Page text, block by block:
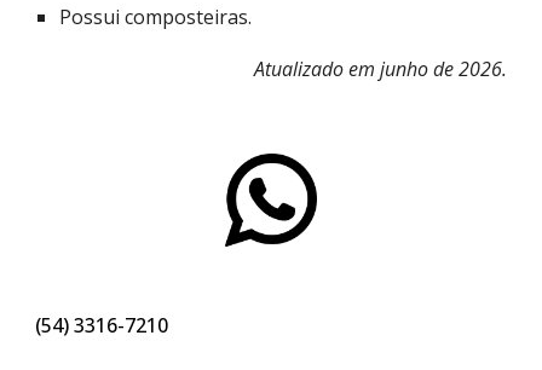
Possui composteiras.
Atualizado em junho de 2026.
(54)3316-7210